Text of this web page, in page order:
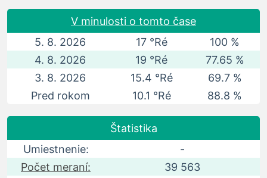
V minulosti o tomto čase
5. 8. 2026
17 °Ré
100 %
4. 8. 2026
19 °Ré
77.65 %
3. 8. 2026
15.4 °Ré
69.7 %
Pred rokom
10.1 °Ré 88.8 %
Štatistika
Umiestnenie:
-
Počet meraní:
39 563